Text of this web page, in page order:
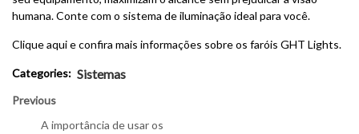
humana. Conte com o sistema de iluminação ideal para você.
Clique aquie confira mais informações sobre os faróis GHT Lights.
Categories: Sistemas
Previous
A importância de usar os